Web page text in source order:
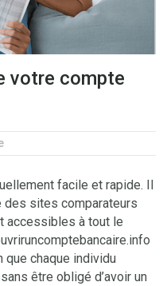
votre compte
facile et rapide. Il
des sites comparateurs
accessibles à tout le
chaque individu
être obligé d’avoir un